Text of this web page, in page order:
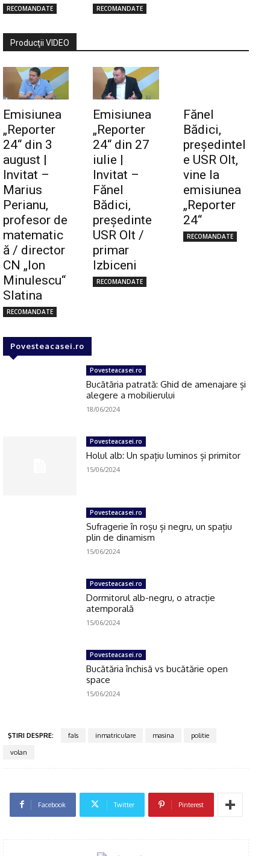
RECOMANDATE RECOMANDATE
Producţii VIDEO
Emisiunea
„Reporter
24“ din 3
august |
Invitat –
Marius
Perianu,
profesor de
matematic
ă / director
CN „Ion
Minulescu“
Slatina
RECOMANDATE
Emisiunea
„Reporter
24“ din 27
iulie |
Invitat –
Fănel
Bădici,
preşedinte
USR Olt /
primar
Izbiceni
RECOMANDATE
Fănel
Bădici,
preşedintel
e USR Olt,
vine la
emisiunea
„Reporter
24“
RECOMANDATE
Povesteacasei.ro
Povesteacasei.ro
Bucătăria patrată: Ghid de amenajare și
alegere a mobilierului
18/06/2024
Povesteacasei.ro
Holul alb: Un spațiu luminos și primitor
15/06/2024
Povesteacasei.ro
Sufragerie în roșu și negru, un spațiu
plin de dinamism
15/06/2024
Povesteacasei.ro
Dormitorul alb-negru, o atracție
atemporală
15/06/2024
Povesteacasei.ro
Bucătăria închisă vs bucătărie open
space
15/06/2024
ŞTIRI DESPRE: fals inmatriculare masina
politie
volan
Facebook Twitter Pinterest